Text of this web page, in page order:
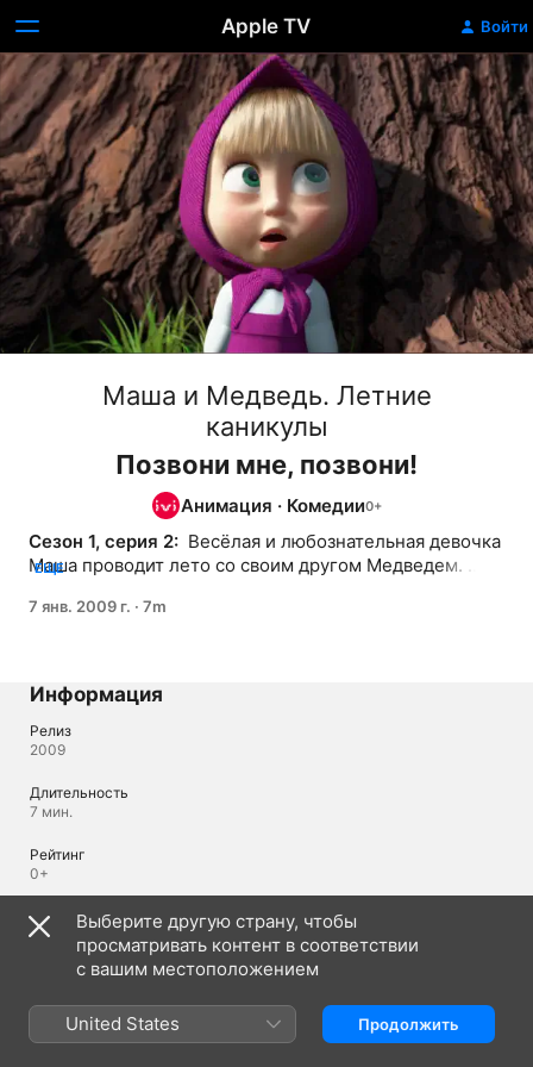
Apple TV Войти
Маша и Медведь. Летние
каникулы
Позвони мне, позвони!
Анимация · Комедии
Сезон 1, серия 2: Весёлая и любознательная девочка
Маша проводит лето со своим другом Медведем.
участвуют в приключениях. Сборник лучших серий.
ЕЩЕ
7 янв. 2009 г. · 7m
Информация
Релиз
2009
Длительность
7 мин.
Рейтинг
0+
Языки
Исходное аудио
Аудио
Выберите другую страну, чтобы
просматривать контент в соответствии
с вашим местоположением
United States Продолжить